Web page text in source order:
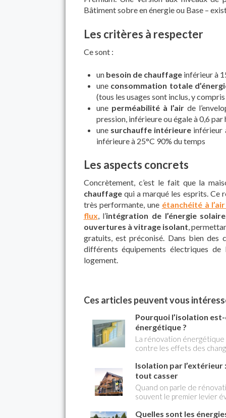
Bâtiment sobre en énergie ou Base –
Les critères à respecter
Ce sont :
un besoin de chauffageinférieur à
une consommation totale
(tous les usages sont inclus, y
uneperméabilité à l’air de
pression, inférieure ou égale à 0,6 par
une surchauffe intérieure inférieur
inférieure à 25°C 90% du temps
Les aspects concrets
Concrètement, c’est le fait que la
chauffagequi a marqué les esprits. Ce
très performante, une étanchéité à
flux, l’intégration de l’énergie solaire
ouvertures à vitrage isolant,
gratuits, est préconisé. Dans bien des
différents équipements électriques
logement.
Ces articles peuvent vous
Pourquoi l’isolation
énergétique ?
La rénovation énergétique
contre les effets des
priorité au changement de
pompe à chaleur.
performante, ces
Isolation par
tout casser
Quand on parle de
souvent le premier levier
en plus de particuliers
Quelles sont les